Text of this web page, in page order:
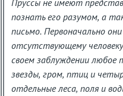
Пруссы не имеют
познать его разумом, а
письмо. Первоначально
отсутствующему
своем заблуждении любое
звезды, гром, птиц и
отдельные леса, поля и